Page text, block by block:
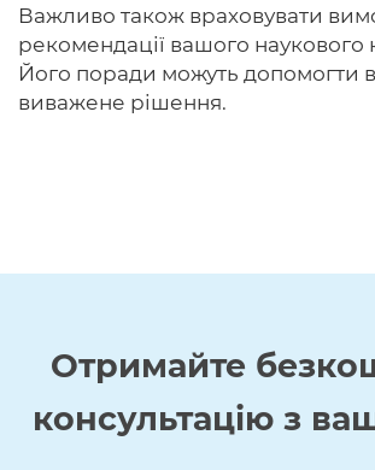
Важливо також враховувати
рекомендації вашого наукового
Його поради можуть допомогти
виважене рішення.
Отримайте
консультацію з